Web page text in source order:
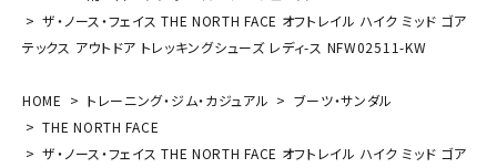
ザ・ノース・フェイス THE NORTH FACE オフトレイル ハイク ミッド ゴア
テックス アウトドア トレッキングシューズ レディ-ス NFW02511-KW
HOME トレーニング・ジム・カジュアル
ブーツ・サンダル
THE NORTH FACE
ザ・ノース・フェイス THE NORTH FACE オフトレイル ハイク ミッド ゴア